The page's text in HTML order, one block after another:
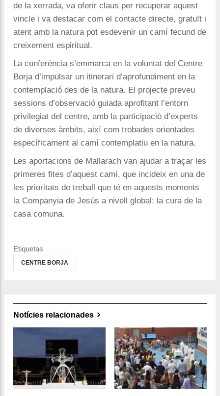
de la xerrada, va oferir claus per recuperar aquest
vincle i va destacar com el contacte directe, gratuït i
atent amb la natura pot esdevenir un camí fecund de
creixement espiritual.
La conferència s’emmarca en la voluntat del Centre
Borja d’impulsar un itinerari d’aprofundiment en la
contemplació des de la natura. El projecte preveu
sessions d’observació guiada aprofitant l’entorn
privilegiat del centre, amb la participació d’experts
de diversos àmbits, així com trobades orientades
específicament al camí contemplatiu en la natura.
Les aportacions de Mallarach van ajudar a traçar les
primeres fites d’aquest camí, que incideix en una de
les prioritats de treball que té en aquests moments
la Companyia de Jesús a nivell global: la cura de la
casa comuna.
Etiquetas
CENTRE BORJA
Notícies relacionades